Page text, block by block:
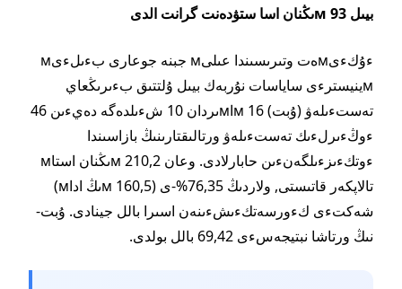
بيىل 93 мىڭنان اسا ستۋدەنت گرانت الدى
ءۇكءىмەت وتىرىسىندا عىلىм جبنە جوعارى بءىلءىм
мينيسترءى ساياسات نۇربەك بيىل ۇلتتىق بءىرىڭعاي
تەستءىلەۋ (ۇبت) 16 мاмىردان 10 شءىلدەگە دەيءىن 46
ءوڭءىرلءىك تەستءىلەۋ ورتالىقتارىنىڭ بازاسىندا
ءوتكءىزءىلگەنءىن حابارلادى. وعان 210,2 мىڭنان استاм
تالاپكەر قاتىستى, ولاردىڭ 76,35%-ى (160,5 мىڭ اداм)
شەكتءى كءورسەتكءىشءىنەن اسىرا بالل جينادى. ۇبت-
نىڭ ورتاشا نبتيجەسءى 69,42 بالل بولدى.